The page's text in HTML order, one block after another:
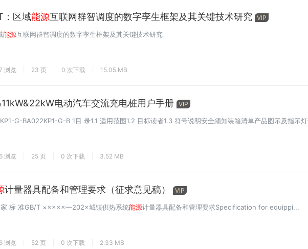
：区域能源互联网群智调度的数字孪生框架及其关键技术研究 VIP
能源互联网群智调度的数字孪生框架及其关键技术研究
浏览 23 页 0 次下载 15.05 MB
电动汽车交流充电桩用户手册 VIP
G-BA022KP1-G-B 1目 录1.1 适用范围1.2 目标读者1.3 符号说明安全须知装箱清单产品图示及指示
6 浏览 25 页 0 次下载 3.52 MB
计量器具配备和管理要求（征求意见稿） VIP
家 标 准GB/T ×××××—202×城镇供热系统能源计量器具配备和管理要求Specification for equippi...
6 浏览 52 页 0 次下载 2.33 MB